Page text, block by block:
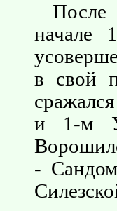
После
начале
в свой
и 1-м
-